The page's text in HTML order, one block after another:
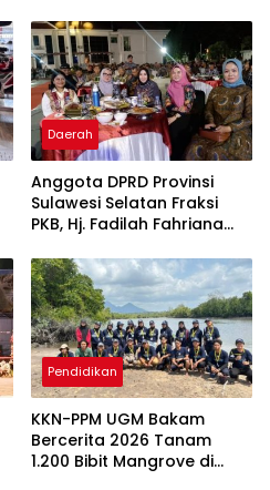
2026
Daerah
Anggota DPRD Provinsi
Sulawesi Selatan Fraksi
PKB, Hj. Fadilah Fahriana
Takalar Menyalakan
Lentera Pengabdian
Melalui Malam Apresiasi
dan Inovasi Award 2026
Pendidikan
KKN-PPM UGM Bakam
Bercerita 2026 Tanam
1.200 Bibit Mangrove di